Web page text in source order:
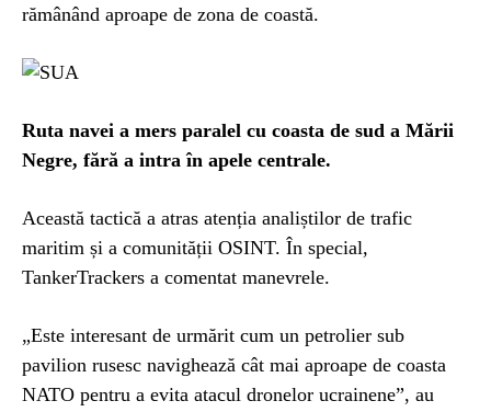
rămânând aproape de zona de coastă.
Ruta navei a mers paralel cu coasta de sud a Mării
Negre, fără a intra în apele centrale.
Această tactică a atras atenția analiștilor de trafic
maritim și a comunității OSINT. În special,
TankerTrackers a comentat manevrele.
„Este interesant de urmărit cum un petrolier sub
pavilion rusesc navighează cât mai aproape de coasta
NATO pentru a evita atacul dronelor ucrainene”, au